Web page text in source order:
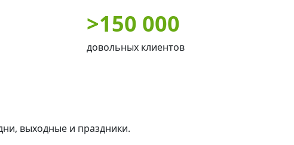
>150 000
довольных клиентов
выходные и праздники.